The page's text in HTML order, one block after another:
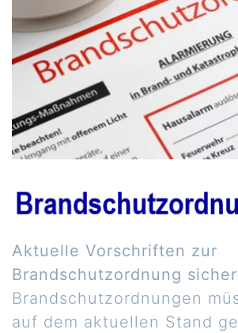
Aktuelle Vorschriften zur
Brandschutzordnung
Brandschutzordnungen
auf dem aktuellen Stand